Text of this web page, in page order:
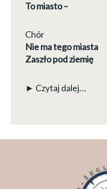
To miasto –
Chór
Nie ma tego miasta
Zaszło pod ziemię
► Czytaj dalej…